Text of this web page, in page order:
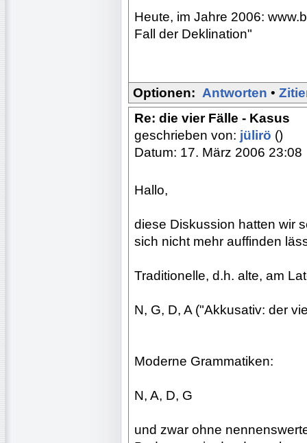
Heute, im Jahre 2006:
Fall der Deklination"
Optionen: Antworten •
Re: die vier Fälle - Kasus
geschrieben von: jülirö ()
Datum: 17. März 2006 23:08
Hallo,
diese Diskussion hatten wir
sich nicht mehr auffinden
Traditionelle, d.h. alte, am
N, G, D, A ("Akkusativ: der
Moderne Grammatiken:
N, A, D, G
und zwar ohne